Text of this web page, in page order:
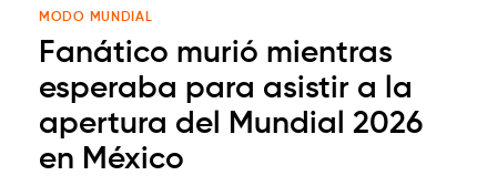
MODO MUNDIAL
Fanático murió mientras
esperaba para asistir a la
apertura del Mundial 2026
en México